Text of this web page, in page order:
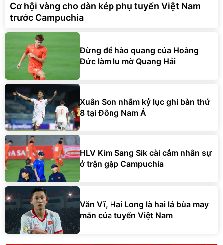
Cơ hội vàng cho dàn kép phụ tuyển Việt Nam
trước Campuchia
Đừng để hào quang của Hoàng
Đức làm lu mờ Quang Hải
Xuân Son nhắm kỷ lục ghi bàn thứ
8 tại Đông Nam Á
HLV Kim Sang Sik cài cắm nhân sự
ở trận gặp Campuchia
Văn Vĩ, Hai Long là hai lá bùa may
mắn của tuyển Việt Nam